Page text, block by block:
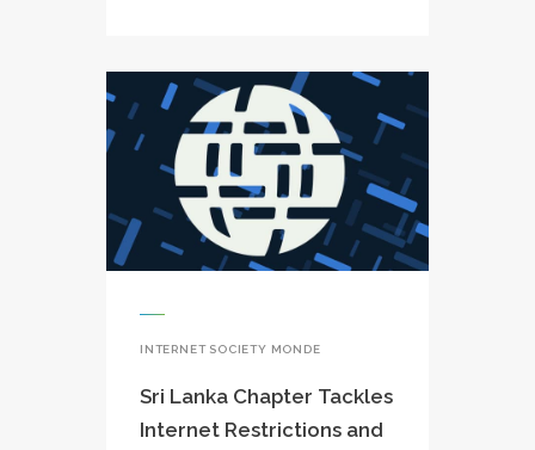
INTERNET SOCIETY MONDE
Sri Lanka Chapter Tackles
Internet Restrictions and